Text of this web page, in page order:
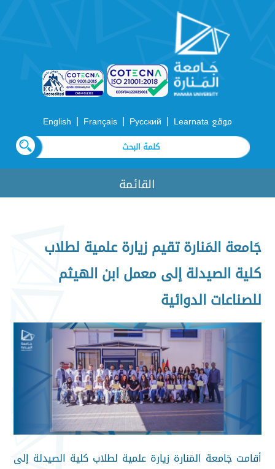
موقع Learnata |
Русский
|
Français
|
English
القائمة
جَامعة المَنارة تقيم زيارة علمية لطلاب
كلية الصيدلة إلى معمل ابن الهيثم
للصناعات الدوائية
أقامت جَامعة المَنارة زيارة علمية لطلاب كلية الصيدلة إلى